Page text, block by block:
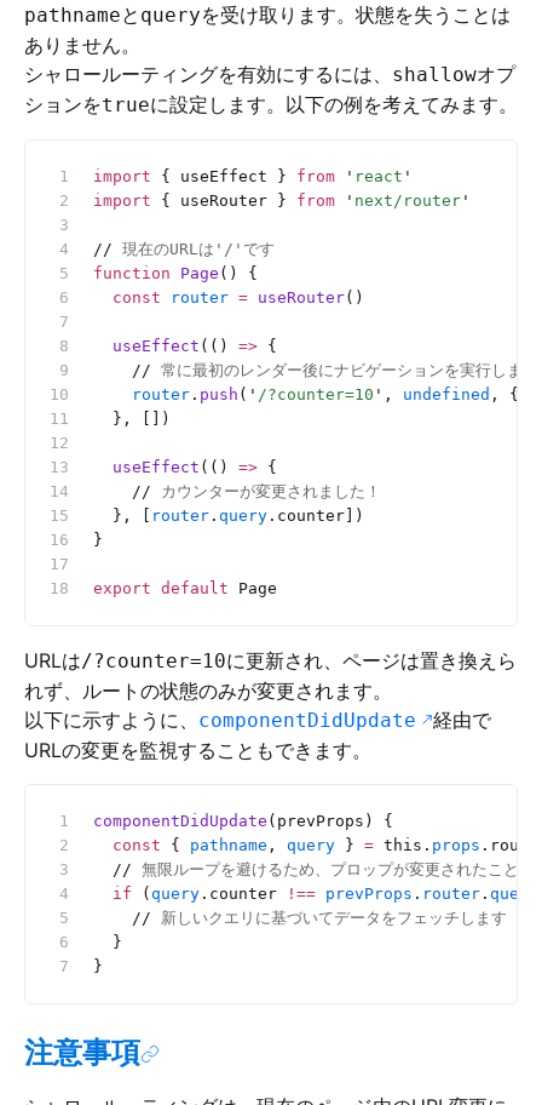
pathnameと queryを受け取ります。状態を失うことは
ありません。
シャロールーティングを有効にするには、 shallowオプ
ションをtrueに設定します。以下の例を考えてみます。
import { useEffect } from ' react '
import { useRouter } from ' next/router '
// 現在のURLは'/'です
function Page () {
  const
router = useRouter()
  useEffect
(() => {
    //
常に最初のレンダー後にナビゲーションを実行します
    router
. push ( ' /?counter=10 ' , undefined , {
  }, [])
  useEffect
(() => {
    //
カウンターが変更されました！
  }, [
router . query .counter])
}
export default Page
URLは/?counter=10に更新され、ページは置き換えら
れず、ルートの状態のみが変更されます。
以下に示すように、 componentDidUpdate
経由で
URLの変更を監視することもできます。
componentDidUpdate (prevProps) {
  const
{ pathname , query } = this. props
  //
無限ループを避けるため、プロップが変更されたことを
  if
( query .counter !== prevProps . router . query
    //
新しいクエリに基づいてデータをフェッチします
  }
}
注意事項